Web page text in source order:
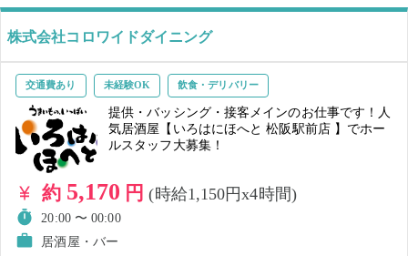
装着してください。 ※就業前に必ず体調・体温チェックをした上、店
長、又は店舗責任者へお伝えください 【ご注意】 ・就業態度などから
務終了とし、その後のマッチングはキャンセルとさせていただきま
す。 ・体調や発熱状況などから新型コロナウイルス感染のおそれがあ
る場合、就業キャンセルとさせていただきます。感染拡大防止のた
め、速やかなご申告をお願い致します。
株式会社コロワイドダイニング
交通費あり 未経験OK 飲食・デリバリー
提供・バッシング・接客メインのお仕事です！人
気居酒屋【いろはにほへと 松阪駅前店 】でホー
ルスタッフ大募集！
約 5,170 円(時給1,150円x4時間)
20:00 〜 00:00
居酒屋・バー